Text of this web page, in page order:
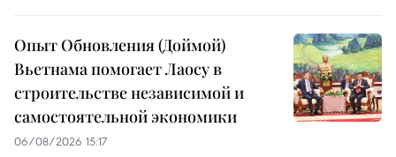
Опыт Обновления (Доймой)
Вьетнама помогает Лаосу в
строительстве независимой и
самостоятельной экономики
06/08/2026 15:17